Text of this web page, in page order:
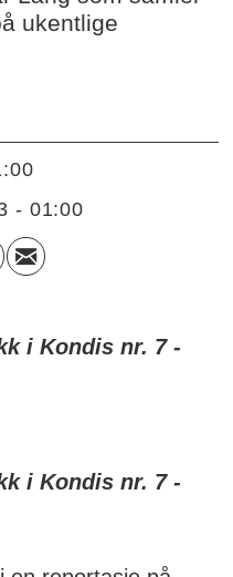
ukentlige
- 01:00
i Kondis nr. 7 -
i Kondis nr. 7 -